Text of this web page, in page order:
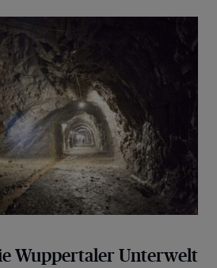
Wuppertaler Unterwelt